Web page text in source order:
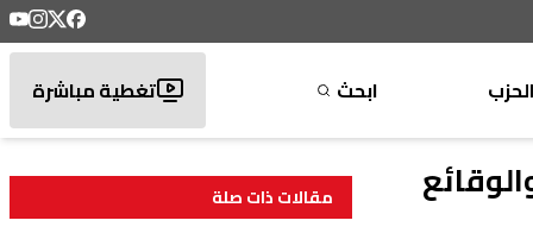
الحزب ابحث تغطية مباشرة
مقالات ذات صلة